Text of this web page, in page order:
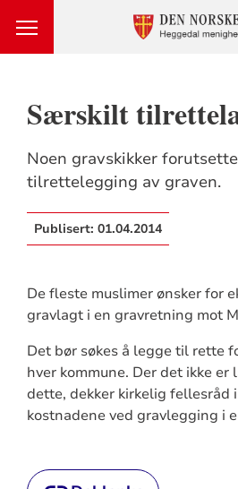
Særskilt
Noen gravskikker
tilrettelegging av graven.
Publisert: 01.04.2014
De fleste muslimer ønsker for
gravlagt i en gravretning mot
Det bør søkes å legge til rette
hver kommune. Der det ikke
dette, dekker kirkelig fellesråd
kostnadene ved gravlegging i